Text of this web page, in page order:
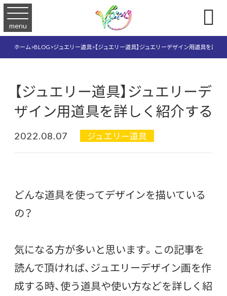
menu 
ホーム>BLOG>ジュエリー道具>【ジュエリー道具】ジュエリーデザイン用道具を詳し
【ジュエリー道具】ジュエリーデ
ザイン用道具を詳しく紹介する
2022.08.07 ジュエリー道具
どんな道具を使ってデザインを描いている
の？
気になる方が多いと思います。この記事を
読んで頂ければ、ジュエリーデザイン画を作
成する時、使う道具や使い方などを詳しく紹